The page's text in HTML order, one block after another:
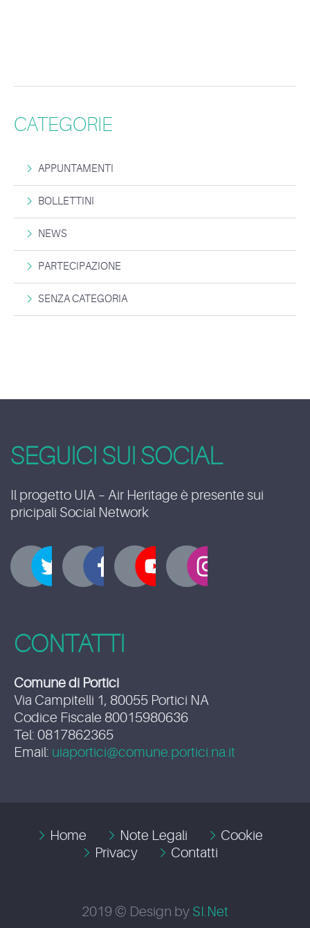
CATEGORIE
APPUNTAMENTI
BOLLETTINI
NEWS
PARTECIPAZIONE
SENZA CATEGORIA
SEGUICI SUI SOCIAL
Il progetto UIA – Air Heritage è presente sui
pricipali Social Network
CONTATTI
Comune di Portici
Via Campitelli 1, 80055 Portici NA
Codice Fiscale 80015980636
Tel: 0817862365
Email: uiaportici@comune.portici.na.it
Home Note Legali
Cookie
Privacy
Contatti
2019 © Design by SI.Net